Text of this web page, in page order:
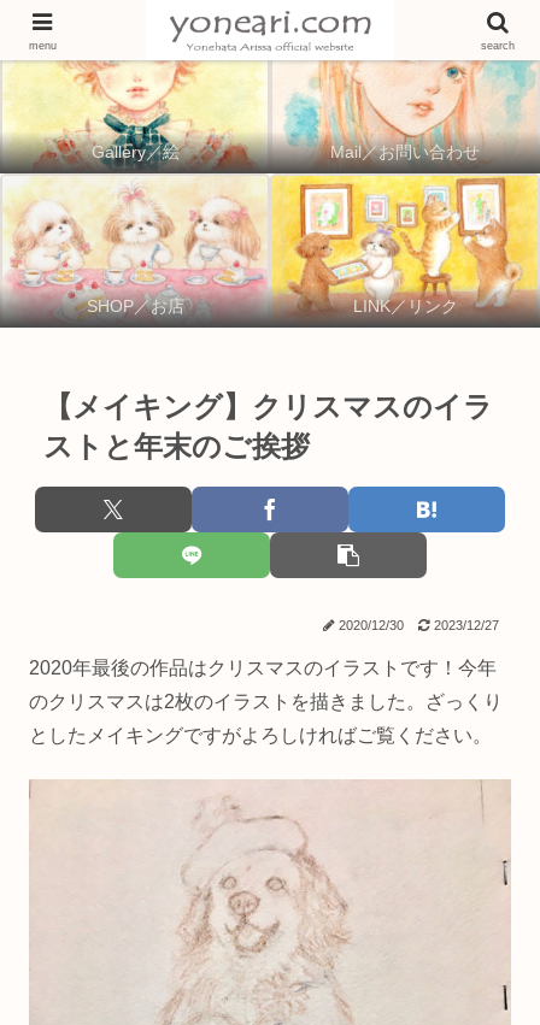
Gallery／絵 Mail／お問い合わせ
SHOP／お店 LINK／リンク
【メイキング】クリスマスのイラ
ストと年末のご挨拶
2020/12/30 2023/12/27
2020年最後の作品はクリスマスのイラストです！今年
のクリスマスは2枚のイラストを描きました。ざっくり
としたメイキングですがよろしければご覧ください。
menu search